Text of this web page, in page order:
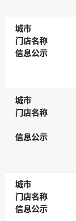
城市
城市
门店名称
门店名称
信息公示
信息公示
城市
城市
门店名称
门店名称
信息公示
信息公示
城市
城市
门店名称
门店名称
信息公示
信息公示